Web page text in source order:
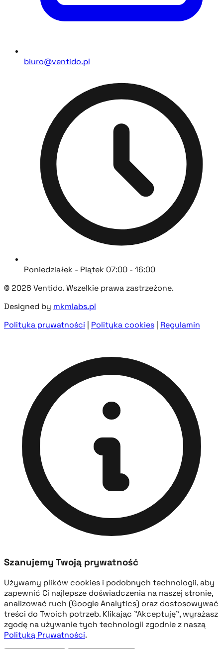
biuro@ventido.pl
Poniedziałek - Piątek 07:00 - 16:00
© 2026 Ventido. Wszelkie prawa zastrzeżone.
Designed by mkmlabs.pl
Polityka prywatności | Polityka cookies | Regulamin
Szanujemy Twoją prywatność
Używamy plików cookies i podobnych technologii, aby
zapewnić Ci najlepsze doświadczenia na naszej stronie,
analizować ruch (Google Analytics) oraz dostosowywać
treści do Twoich potrzeb. Klikając "Akceptuję", wyrażasz
zgodę na używanie tych technologii zgodnie z naszą
Polityką Prywatności.